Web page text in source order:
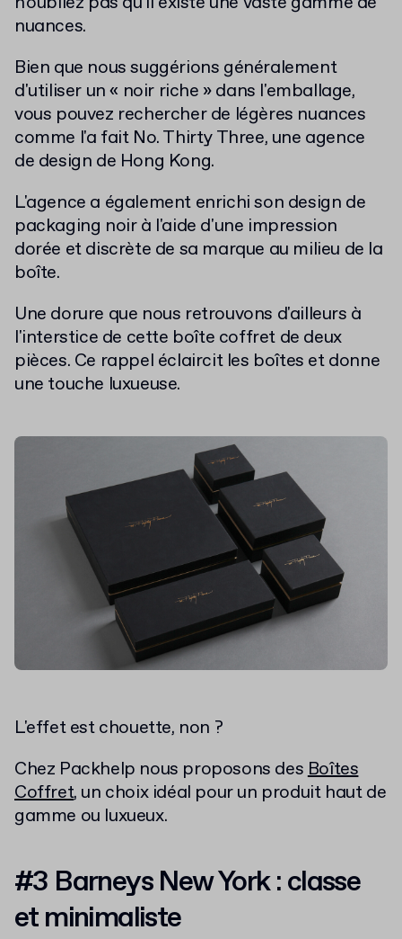
nuances.
Bien que nous suggérions généralement
d'utiliser un « noir riche » dans l'emballage,
vous pouvez rechercher de légères nuances
comme l'a fait No. Thirty Three, une agence
de design de Hong Kong.
L'agence a également enrichi son design de
packaging noir à l'aide d'une impression
dorée et discrète de sa marque au milieu de la
boîte.
Une dorure que nous retrouvons d'ailleurs à
l'interstice de cette boîte coffret de deux
pièces. Ce rappel éclaircit les boîtes et donne
une touche luxueuse.
L'effet est chouette, non ?
Chez Packhelp nous proposons desBoîtes
Coffret, un choix idéal pour un produit haut de
gamme ou luxueux.
#3 Barneys New York : classe
et minimaliste